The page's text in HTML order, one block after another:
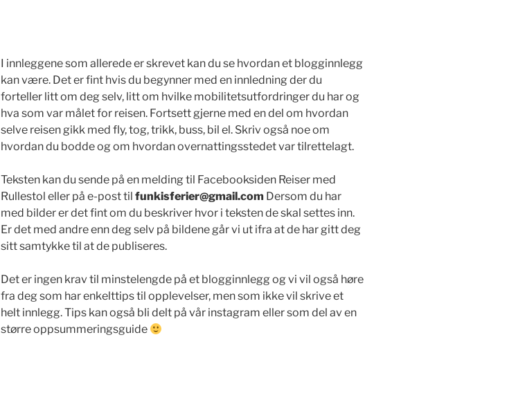
I innleggene som allerede er skrevet kan du se hvordan et blogginnlegg
kan være. Det er fint hvis du begynner med en innledning der du
forteller litt om deg selv, litt om hvilke mobilitetsutfordringer du har og
hva som var målet for reisen. Fortsett gjerne med en del om hvordan
selve reisen gikk med fly, tog, trikk, buss, bil el. Skriv også noe om
hvordan du bodde og om hvordan overnattingsstedet var tilrettelagt.
Teksten kan du sende på en melding til Facebooksiden Reiser med
Rullestol eller på e-post til funkisferier@gmail.com Dersom du har
med bilder er det fint om du beskriver hvor i teksten de skal settes inn.
Er det med andre enn deg selv på bildene går vi ut ifra at de har gitt deg
sitt samtykke til at de publiseres.
Det er ingen krav til minstelengde på et blogginnlegg og vi vil også høre
fra deg som har enkelttips til opplevelser, men som ikke vil skrive et
helt innlegg. Tips kan også bli delt på vår instagram eller som del av en
større oppsummeringsguide